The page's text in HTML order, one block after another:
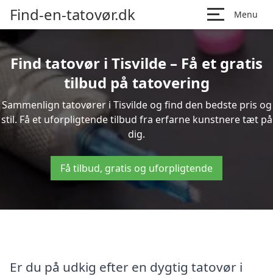
Find-en-tatovør.dk Menu
Find tatovør i Tisvilde – Få et gratis
tilbud på tatovering
Sammenlign tatovører i Tisvilde og find den bedste pris og
stil. Få et uforpligtende tilbud fra erfarne kunstnere tæt på
dig.
Få tilbud, gratis og uforpligtende
Er du på udkig efter en dygtig tatovør i